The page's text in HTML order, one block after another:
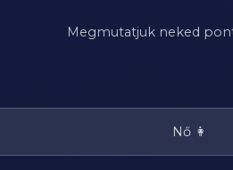
Megmutatjuk neked
Nő 👩